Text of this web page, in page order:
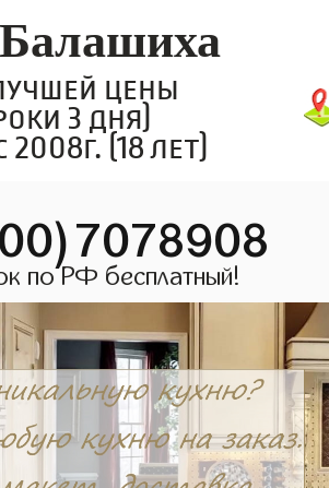
цены
3 дня)
2008г. (18 лет)
по РФ бесплатный!